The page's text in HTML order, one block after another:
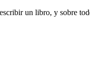
un libro, y sobre